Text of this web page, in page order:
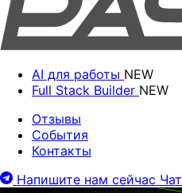
AI для работы NEW
Full Stack Builder NEW
Отзывы
События
Контакты
Напишите нам сейчас Чат